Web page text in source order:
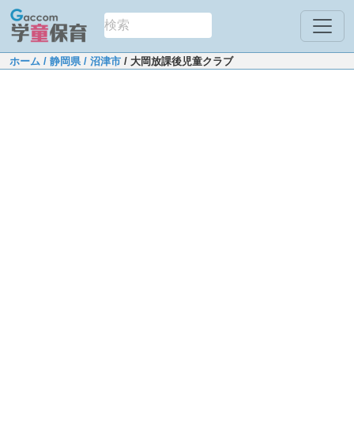
ホーム / 静岡県/ 沼津市 / 大岡放課後児童クラブ